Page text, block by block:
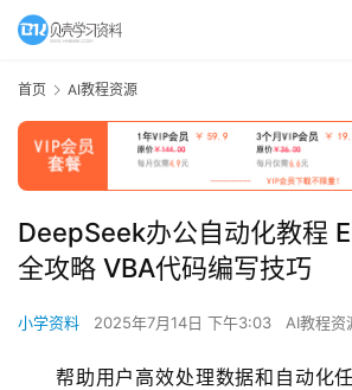
首页 AI教程资源
DeepSeek办公自动化教程
全攻略 VBA代码编写技巧
小学资料 2025年7月14日 下午3:03 AI教程资
帮助用户高效处理数据和自动化